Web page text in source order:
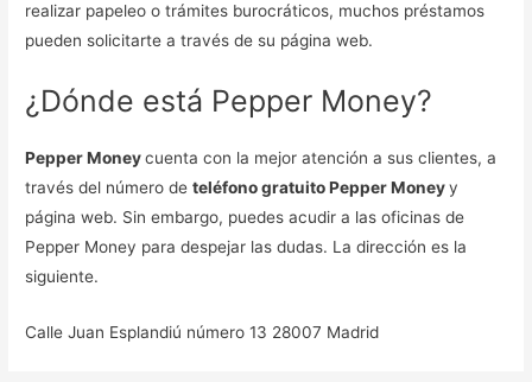
realizar papeleo o trámites burocráticos, muchos préstamos
pueden solicitarte a través de su página web.
¿Dónde está Pepper Money?
Pepper Moneycuenta con la mejor atención a sus clientes, a
través del número deteléfono gratuito Pepper Moneyy
página web. Sin embargo, puedes acudir a las oficinas de
Pepper Money para despejar las dudas. La dirección es la
siguiente.
Calle Juan Esplandiú número 13 28007 Madrid